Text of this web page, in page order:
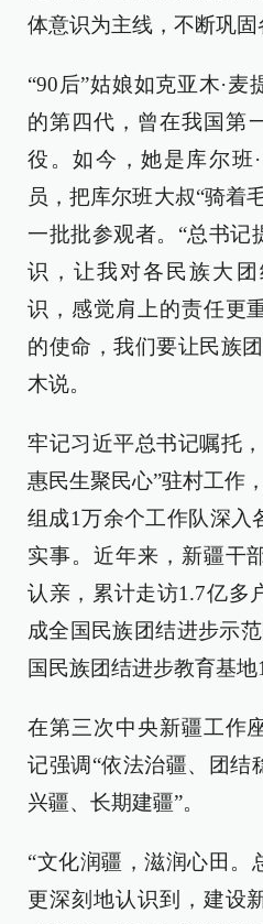
体意识为主线，不断巩固
“90后”姑娘如克亚木·
的第四代，曾在我国第
役。如今，她是库尔班
员，把库尔班大叔“骑着
一批批参观者。“总书记
识，让我对各民族大
识，感觉肩上的责任更
的使命，我们要让民族
木说。
牢记习近平总书记嘱托
惠民生聚民心”驻村工作
组成1万余个工作队深入
实事。近年来，新疆干
认亲，累计走访1.7亿多
成全国民族团结进步示
国民族团结进步教育基地
在第三次中央新疆工作
记强调“依法治疆、团结
兴疆、长期建疆”。
“文化润疆，滋润心田。
更深刻地认识到，建设